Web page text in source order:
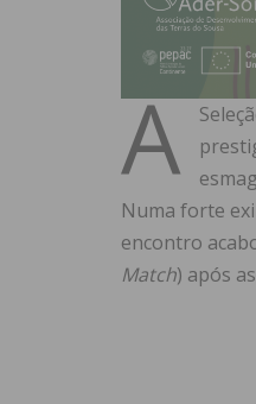
A
Numa forte
encontro
Match) após